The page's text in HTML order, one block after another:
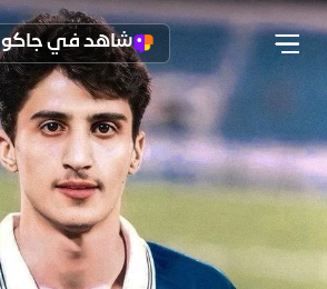
شاهد في جاكو